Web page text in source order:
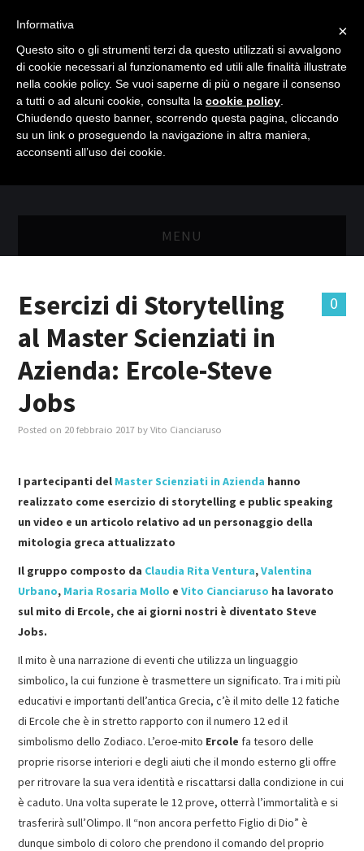
MENU
MASTER MARKETING & RETAIL
SCIENZIATI IN AZIENDA
MASTER IN FOOD & BEVERAGE
TUTTI
0
Esercizi di Storytelling
al Master Scienziati in
Azienda: Ercole-Steve
Jobs
Posted on 20 febbraio 2017 byVito Cianciaruso
I partecipanti del Master Scienziati in Azienda hanno
realizzato come esercizio di storytelling e public speaking
un video e un articolo relativo ad un personaggio della
mitologia greca attualizzato
Il gruppo composto da Claudia Rita Ventura,Valentina
Urbano, Maria Rosaria Mollo eVito Cianciaruso ha lavorato
sul mito di Ercole, che ai giorni nostri è diventato Steve
Jobs.
Il mito è una narrazione di eventi che utilizza un linguaggio
simbolico, la cui funzione è trasmettere un significato. Tra i miti più
educativi e importanti dell’antica Grecia, c’è il mito delle 12 fatiche
di Ercole che è in stretto rapporto con il numero 12 ed il
simbolismo dello Zodiaco. L’eroe-mito Ercole fa tesoro delle
proprie risorse interiori e degli aiuti che il mondo esterno gli offre
per ritrovare la sua vera identità e riscattarsi dalla condizione in cui
è caduto. Una volta superate le 12 prove, otterrà l’immortalità e si
trasferirà sull’Olimpo. Il “non ancora perfetto Figlio di Dio” è
dunque simbolo di coloro che prendono il comando del proprio
×
Informativa
Questo sito o gli strumenti terzi da questo utilizzati si avvalgono
di cookie necessari al funzionamento ed utili alle finalità illustrate
nella cookie policy. Se vuoi saperne di più o negare il consenso
a tutti o ad alcuni cookie, consulta la cookie policy
Chiudendo questo banner, scorrendo questa pagina, cliccando
su un link o proseguendo la navigazione in altra maniera,
acconsenti all’uso dei cookie.